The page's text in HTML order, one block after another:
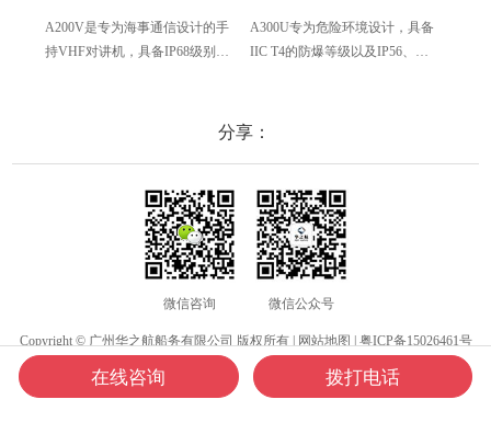
A200V是专为海事通信设计的手
持VHF对讲机，具备IP68级别的
守功能。没有信号或长时间无操
A300U专为危险环境设计，具备
IIC T4的防爆等级以及IP56、
使用
分享：
微信咨询 微信公众号
Copyright © 广州华之航船务有限公司 版权所有 | 网站地图 粤ICP备15026461号
在线咨询 拨打电话